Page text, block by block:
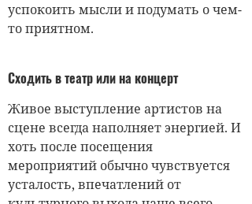
успокоить мысли и подумать о чем-
то приятном.
Сходить в театр или на концерт
Живое выступление артистов на
сцене всегда наполняет энергией. И
хоть после посещения
мероприятий обычно чувствуется
усталость, впечатлений от